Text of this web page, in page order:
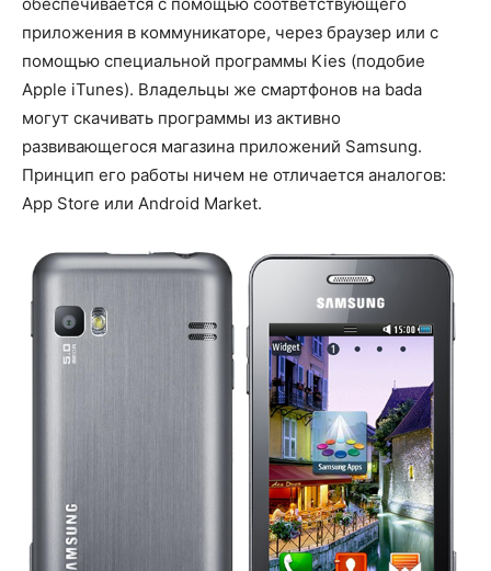
обеспечивается с помощью соответствующего
приложения в коммуникаторе, через браузер или с
помощью специальной программы Kies (подобие
Apple iTunes). Владельцы же смартфонов на bada
могут скачивать программы из активно
развивающегося магазина приложений Samsung.
Принцип его работы ничем не отличается аналогов:
App Store или Android Market.